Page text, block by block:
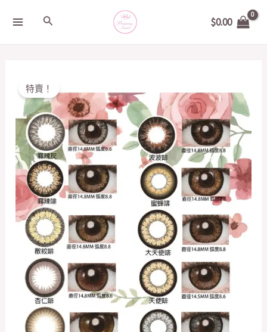
Search $0.00
特賣！
price
was:
$178.00.
price
is:
$168.00.
本
MIRAGE
CON
14.8mm
quantity